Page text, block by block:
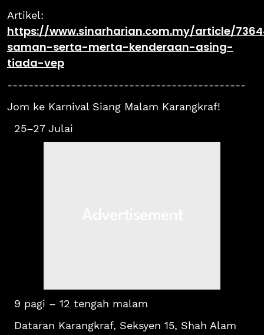
Artikel:
https://www.sinarharian.com.my/article/
saman-serta-merta-kenderaan-asing-
tiada-vep
---------------------------------------------
Jom ke Karnival Siang Malam Karangkraf!
25–27 Julai
9 pagi – 12 tengah malam
Dataran Karangkraf, Seksyen 15, Shah Alam